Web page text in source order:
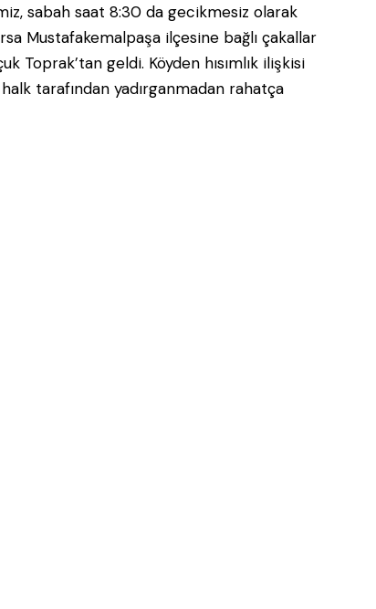
sabah saat 8:30 da gecikmesiz olarak
Mustafakemalpaşa ilçesine bağlı çakallar
Toprak’tan geldi. Köyden hısımlık ilişkisi
tarafından yadırganmadan rahatça